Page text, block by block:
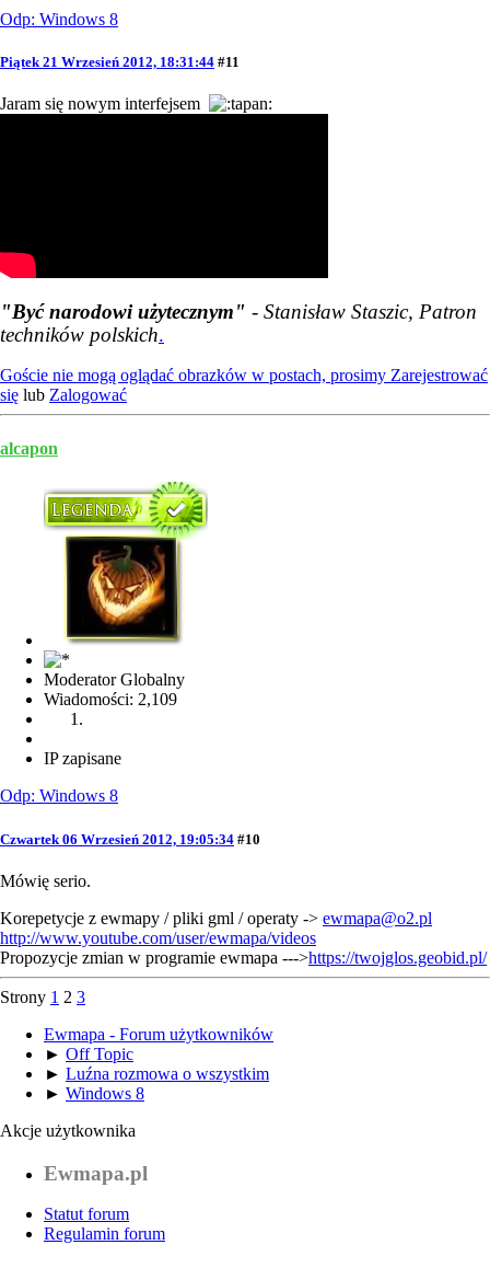
Odp: Windows 8
Piątek 21 Wrzesień 2012, 18:31:44 #11
Jaram się nowym interfejsem
"Być narodowi użytecznym" - Stanisław Staszic, Patron
techników polskich.
Goście nie mogą oglądać obrazków w postach, prosimy Zarejestrować
się lub Zalogować
alcapon
Moderator Globalny
Wiadomości: 2,109
IP zapisane
Odp: Windows 8
Czwartek 06 Wrzesień 2012, 19:05:34 #10
Mówię serio.
Korepetycje z ewmapy / pliki gml / operaty -> ewmapa@o2.pl
http://www.youtube.com/user/ewmapa/videos
Propozycje zmian w programie ewmapa --->https://twojglos.geobid.pl/
Strony 1 2 3
Ewmapa - Forum użytkowników
► Off Topic
► Luźna rozmowa o wszystkim
► Windows 8
Akcje użytkownika
Ewmapa.pl
Statut forum
Regulamin forum